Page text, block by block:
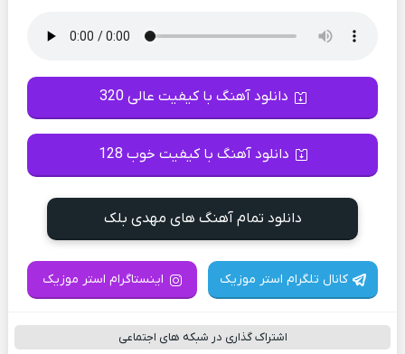
دانلود آهنگ با کیفیت عالی 320
دانلود آهنگ با کیفیت خوب 128
دانلود تمام آهنگ های مهدی بلک
کانال تلگرام استر موزیک اینستاگرام استر موزیک
اشتراک گذاری در شبکه های اجتماعی